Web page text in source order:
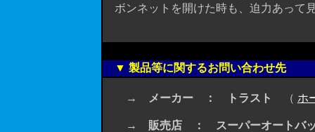
ボンネットを開けた時も、迫力あって
▼ 製品等に関するお問い合わせ先
→ メーカー ： トラスト （ ホ
→ 販売店 ： スーパーオートバ